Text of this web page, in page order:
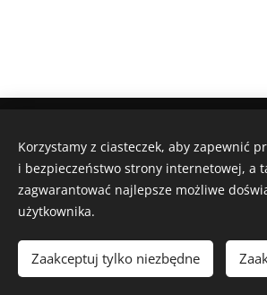
Powered byWebnode
Italiano
Korzystamy z ciasteczek, aby zapewnić
i bezpieczeństwo strony internetowej, a
zagwarantować najlepsze możliwe
użytkownika.
Zaakceptuj tylko niezbędne